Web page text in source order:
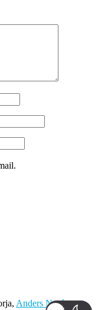
Anders Norén